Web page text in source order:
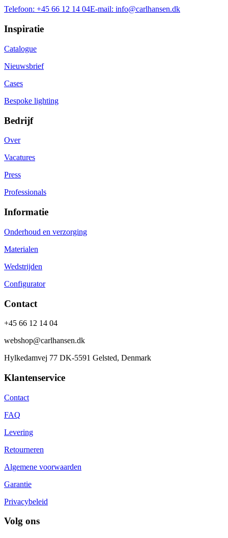
Telefoon: +45 66 12 14 04E-mail: info@carlhansen.dk
Inspiratie
Catalogue
Nieuwsbrief
Cases
Bespoke lighting
Bedrijf
Over
Vacatures
Press
Professionals
Informatie
Onderhoud en verzorging
Materialen
Wedstrijden
Configurator
Contact
+45 66 12 14 04
webshop@carlhansen.dk
Hylkedamvej 77 DK-5591 Gelsted, Denmark
Klantenservice
Contact
FAQ
Levering
Retourneren
Algemene voorwaarden
Garantie
Privacybeleid
Volg ons